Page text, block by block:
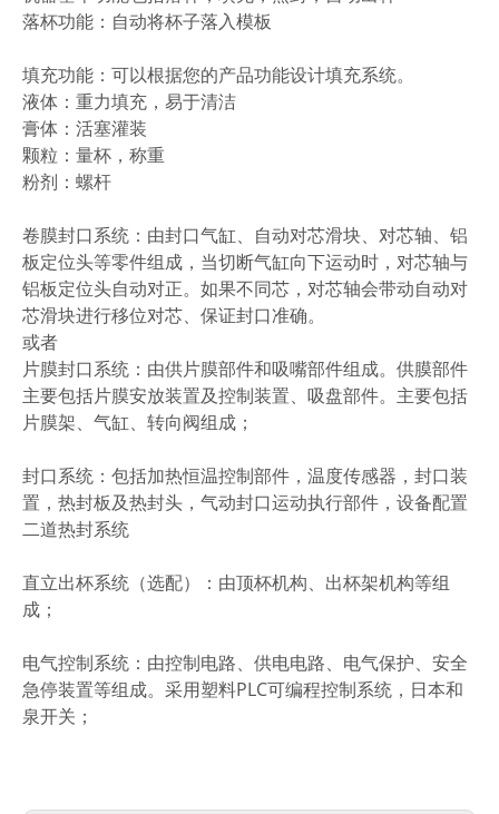
落杯功能：自动将杯子落入模板
填充功能：可以根据您的产品功能设计填充系统。
液体：重力填充，易于清洁
膏体：活塞灌装
颗粒：量杯，称重
粉剂：螺杆
卷膜封口系统：由封口气缸、自动对芯滑块、对芯轴、铝
板定位头等零件组成，当切断气缸向下运动时，对芯轴与
铝板定位头自动对正。如果不同芯，对芯轴会带动自动对
芯滑块进行移位对芯、保证封口准确。
或者
片膜封口系统：由供片膜部件和吸嘴部件组成。供膜部件
主要包括片膜安放装置及控制装置、吸盘部件。主要包括
片膜架、气缸、转向阀组成；
封口系统：包括加热恒温控制部件，温度传感器，封口装
置，热封板及热封头，气动封口运动执行部件，设备配置
二道热封系统
直立出杯系统（选配）：由顶杯机构、出杯架机构等组
成；
电气控制系统：由控制电路、供电电路、电气保护、安全
急停装置等组成。采用塑料PLC可编程控制系统，日本和
泉开关；